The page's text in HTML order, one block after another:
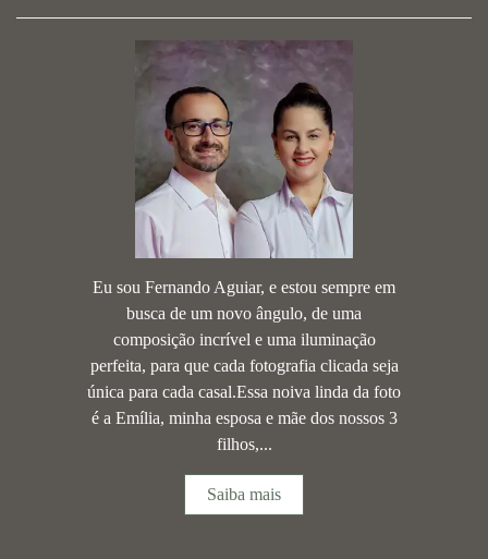
Eu sou Fernando Aguiar, e estou sempre em
busca de um novo ângulo, de uma
composição incrível e uma iluminação
perfeita, para que cada fotografia clicada seja
única para cada casal.Essa noiva linda da foto
é a Emília, minha esposa e mãe dos nossos 3
filhos,...
Saiba mais